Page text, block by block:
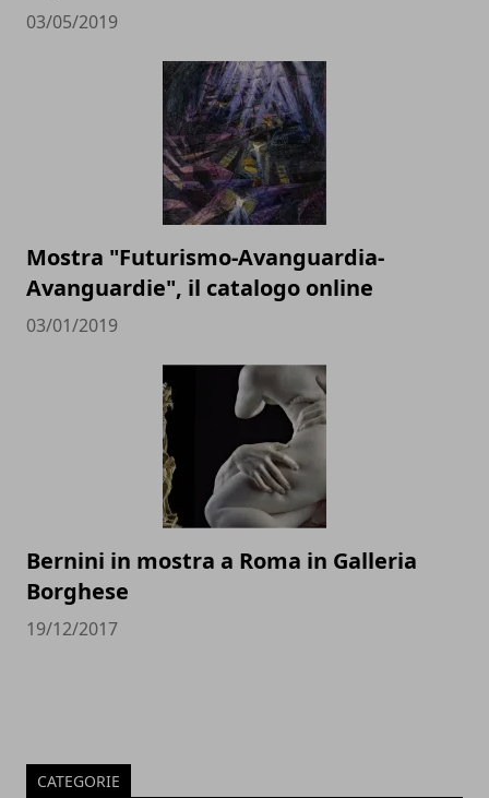
03/05/2019
Mostra "Futurismo-Avanguardia-
Avanguardie", il catalogo online
03/01/2019
Bernini in mostra a Roma in Galleria
Borghese
19/12/2017
CATEGORIE